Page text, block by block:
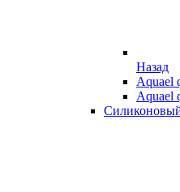
Назад
Aquael
Aquael